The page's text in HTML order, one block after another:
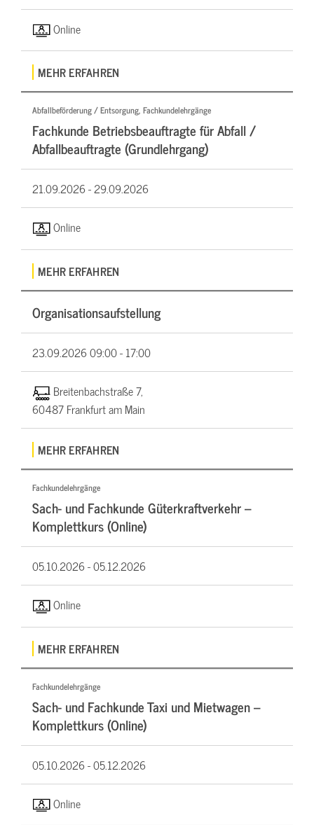
Online
MEHR ERFAHREN
Abfallbeförderung / Entsorgung, Fachkundelehrgänge
Fachkunde Betriebsbeauftragte für Abfall /
Abfallbeauftragte (Grundlehrgang)
21.09.2026 -29.09.2026
Online
MEHR ERFAHREN
Organisationsaufstellung
23.09.202609:00 - 17:00
Breitenbachstraße 7,
60487 Frankfurt am Main
MEHR ERFAHREN
Fachkundelehrgänge
Sach- und Fachkunde Güterkraftverkehr –
Komplettkurs (Online)
05.10.2026 -05.12.2026
Online
MEHR ERFAHREN
Fachkundelehrgänge
Sach- und Fachkunde Taxi und Mietwagen –
Komplettkurs (Online)
05.10.2026 -05.12.2026
Online